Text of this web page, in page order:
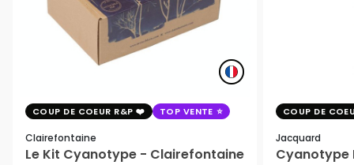
COUP DE COEUR R&P TOP VENTE
Clairefontaine
Le Kit Cyanotype - Clairefontaine
COUP DE
Jacquard
Cyanotype